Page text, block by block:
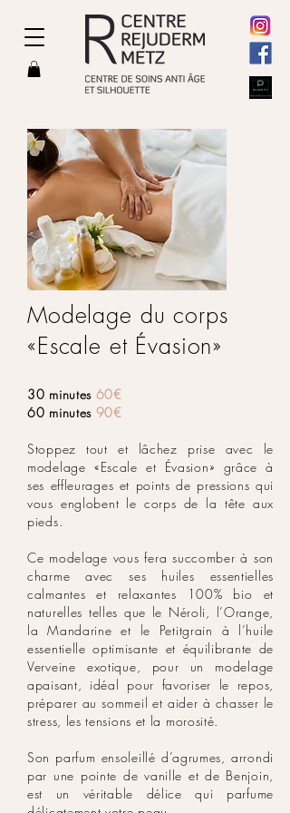
Modelage du corps
«Escale et Évasion»
30 minutes 60€
60 minutes 90€
Stoppez tout et lâchez prise avec le
modelage «Escale et Évasion» grâce à
ses effleurages et points de pressions qui
vous englobent le corps de la tête aux
pieds.
Ce modelage vous fera succomber à son
charme avec ses huiles essentielles
calmantes et relaxantes 100% bio et
naturelles telles que le Néroli, l’Orange,
la Mandarine et le Petitgrain à l’huile
essentielle optimisante et équilibrante de
Verveine exotique, pour un modelage
apaisant, idéal pour favoriser le repos,
préparer au sommeil et aider à chasser le
stress, les tensions et la morosité.
Son parfum ensoleillé d’agrumes, arrondi
par une pointe de vanille et de Benjoin,
est un véritable délice qui parfume